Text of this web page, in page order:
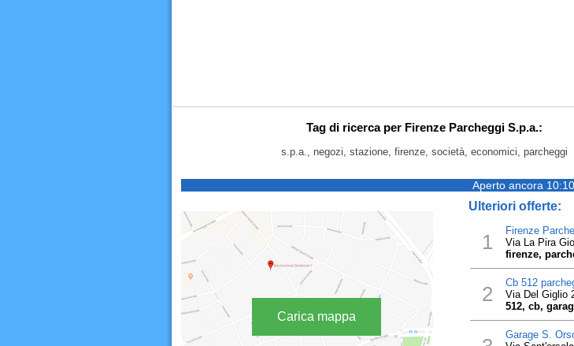
Tag di ricerca per Firenze Parcheggi S.p.a.:
s.p.a., negozi, stazione, firenze, società, economici, parcheggi
Aperto ancora
Carica mappa
Ulteriori offerte:
1 Firenze
Via La Pira
firenze,
2 Cb 512
Via Del Giglio
512, cb,
Garage S.